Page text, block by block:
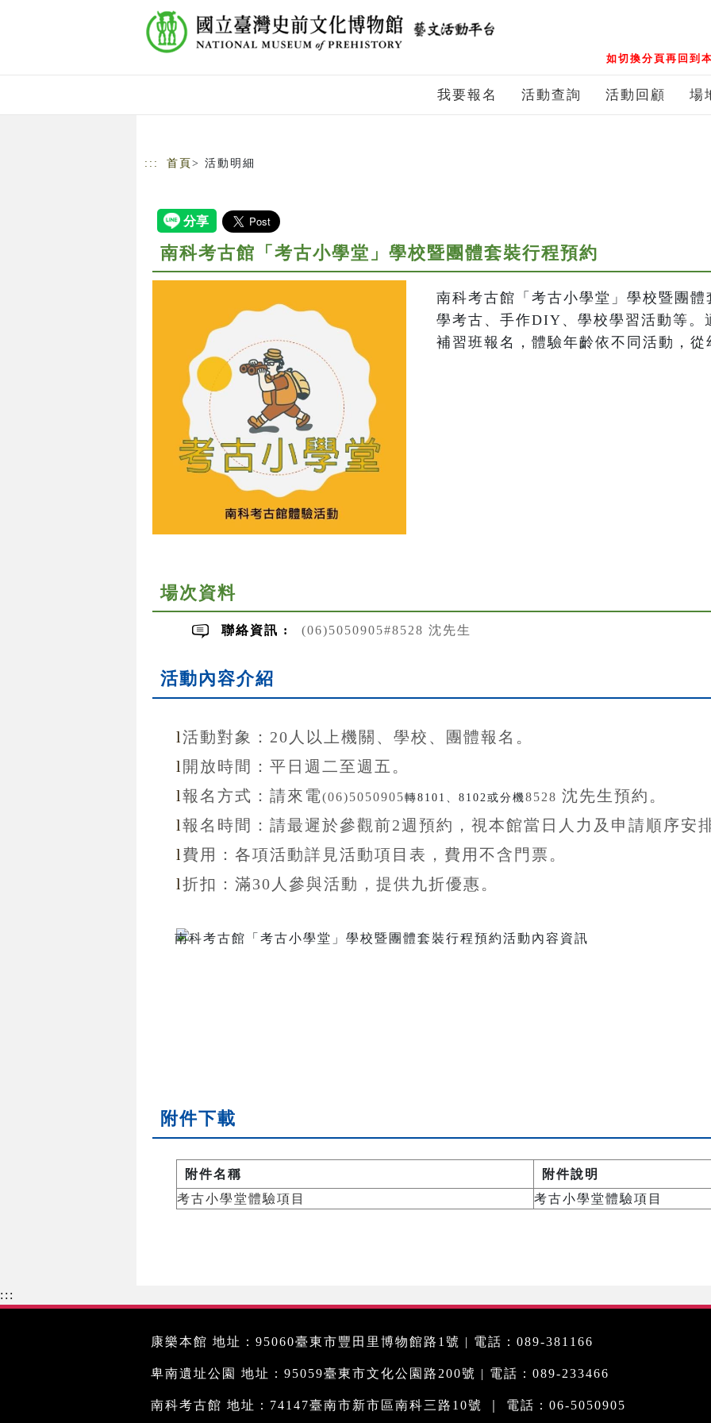
如切換分頁再回到
我要報名 活動查詢 活動回顧 場
::: 首頁 > 活動明細
南科考古館「考古小學堂」學校暨團體套裝行程預約
南科考古館「考古小學堂」學校暨團
學考古、手作DIY、學校學習活動等。
補習班報名，體驗年齡依不同活動，
場次資料
聯絡資訊 : (06)5050905#8528 沈先生
活動內容介紹
l活動對象：20 人以上機關、學校、團體報名。
l 開放時間： 平日週二至週五。
l報名方式： 請來電(06)5050905轉8101、8102或分機8528 沈先生預約。
l報名 時間： 請最遲於參觀前2週預約，視本館當日人力及申請順序安
l 費用：各項活動詳見活動項目表，費用不含 門票。
l折扣 ：滿30 人參與活動，提供九折優惠 。
附件下載
附件名稱
附件說明
考古小學堂體驗項目
考古小學堂體驗項目
:::
康樂本館 地址：95060臺東市豐田里博物館路1號 | 電話：089-381166
卑南遺址公園 地址：95059臺東市文化公園路200號 | 電話：089-233466
南科考古館 地址：74147臺南市新市區南科三路10號 ｜ 電話：06-5050905